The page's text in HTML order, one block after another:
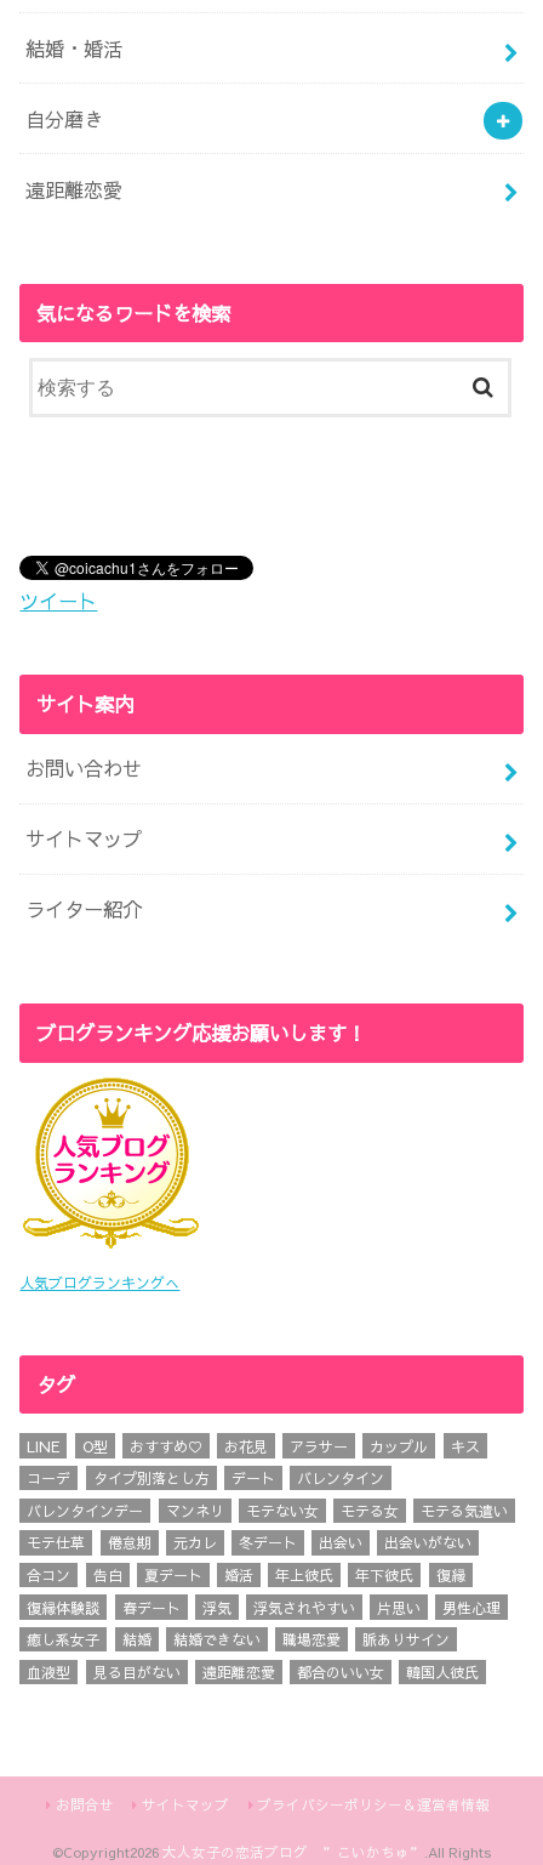
結婚・婚活
自分磨き
遠距離恋愛
気になるワードを検索
ツイート
サイト案内
お問い合わせ
サイトマップ
ライター紹介
ブログランキング応援お願いします！
人気ブログランキングへ
タグ
LINE O型 おすすめ♡ お花見 アラサー カップル
キス
コーデ
タイプ別落とし方 デート
バレンタイン
バレンタインデー
マンネリ モテない女 モテる女
モテる気遣い
モテ仕草
倦怠期 元カレ 冬デート 出会い
出会いがない
合コン
告白 夏デート 婚活 年上彼氏 年下彼氏
復縁
復縁体験談
春デート 浮気 浮気されやすい 片思い
男性心理
癒し系女子
結婚 結婚できない 職場恋愛
脈ありサイン
血液型
見る目がない 遠距離恋愛 都合のいい女 韓国人彼氏
お問合せ サイトマップ プライバシーポリシー＆運営者情報
©Copyright2026大人女子の恋活ブログ ”こいかちゅ”
.All Rights